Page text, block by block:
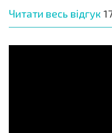
Читати весь відгук